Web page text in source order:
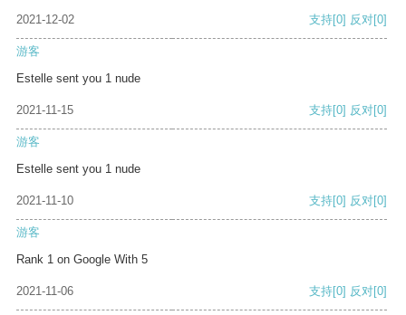
2021-12-02 支持[0] 反对[0]
游客
Estelle sent you 1 nude
2021-11-15 支持[0] 反对[0]
游客
Estelle sent you 1 nude
2021-11-10 支持[0] 反对[0]
游客
Rank 1 on Google With 5
2021-11-06 支持[0] 反对[0]